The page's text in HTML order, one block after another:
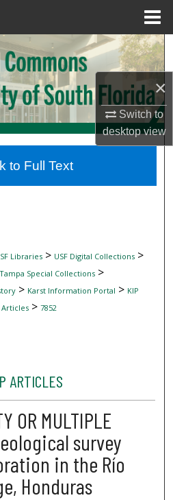
×
Switch to
desktopview
Search
Collections
Account
Network™
Libraries> USF Digital Collections>
Tampa Special Collections>
> Karst Information Portal > KIP
Articles> 7852
ARTICLES
OR MULTIPLE
survey
in the Río
Honduras
to Full Text